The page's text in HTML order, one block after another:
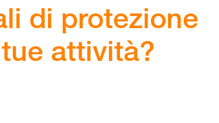
di protezione
attività?